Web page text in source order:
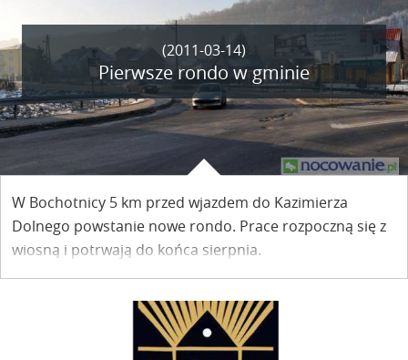
(2011-03-14)
Pierwsze rondo w gminie
W Bochotnicy 5 km przed wjazdem do Kazimierza
Dolnego powstanie nowe rondo. Prace rozpoczną się z
wiosną i potrwają do końca sierpnia.